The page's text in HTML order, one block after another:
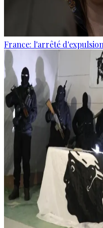
France: l'arrêté